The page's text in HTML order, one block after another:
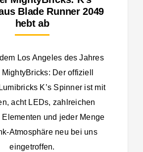
Blade Runner 2049
hebt ab
Los Angeles des Jahres
Der offiziell
K’s Spinner ist mit
acht LEDs, zahlreichen
Elementen und jeder Menge
Atmosphäre neu bei uns
eingetroffen.